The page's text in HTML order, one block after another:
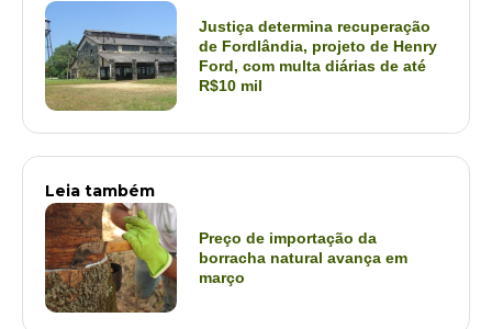
Justiça determina recuperação
de Fordlândia, projeto de Henry
Ford, com multa diárias de até
R$10 mil
Leia também
Preço de importação da
borracha natural avança em
março